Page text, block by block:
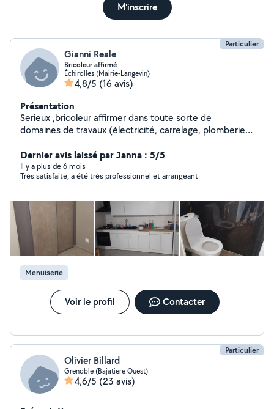
M'inscrire
Particulier
Gianni Reale
Bricoleur affirmé
Échirolles (Mairie-Langevin)
4,8/5 (16 avis)
Présentation
Serieux ,bricoleur affirmer dans toute sorte de
domaines de travaux (électricité, carrelage, plomberie,
Dernier avis laissé par Janna : 5/5
Il y a plus de 6 mois
Très satisfaite, a été très professionnel et arrangeant
Menuiserie
Voir le profil Contacter
Particulier
Olivier Billard
Grenoble (Bajatiere Ouest)
4,6/5 (23 avis)